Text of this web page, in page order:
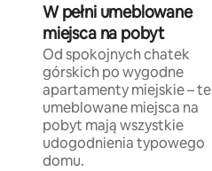
W pełni umeblowane
miejsca na pobyt
Od spokojnych chatek
górskich po wygodne
apartamenty miejskie – te
umeblowane miejsca na
pobyt mają wszystkie
udogodnienia typowego
domu.